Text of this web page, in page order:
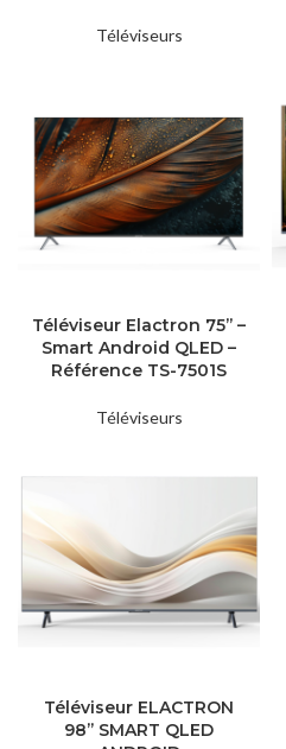
Téléviseurs
Téléviseur Elactron 75’’ –
Smart Android QLED –
Référence TS-7501S
Téléviseurs
Téléviseur ELACTRON
98’’ SMART QLED